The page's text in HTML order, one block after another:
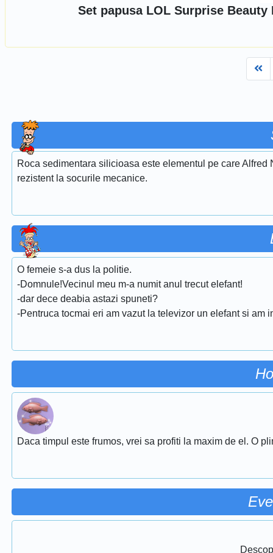
Set papusa LOL Surprise Beauty
Roca sedimentara silicioasa este elementul pe care
rezistent la socurile mecanice.
O femeie s-a dus la politie.
-Domnule!Vecinul meu m-a numit anul trecut elefant!
-dar dece deabia astazi spuneti?
-Pentruca tocmai eri am vazut la televizor un elefant si am
Daca timpul este frumos, vrei sa profiti la maxim de el. O